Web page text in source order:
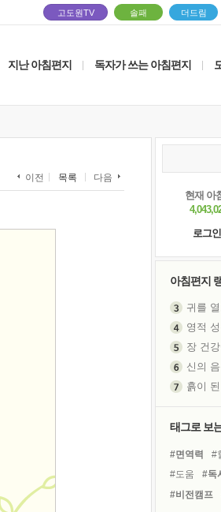
고도원TV 솔패 더드림
지난 아침편지 독자가 쓰는 아침편지
이전 목록 다음
현재 아
로그인
아침편지
영적
장 건
신의
처음
꿈이 실
'말 타
태그로 보
#면역력 #
#도움
#독
#비전캠프